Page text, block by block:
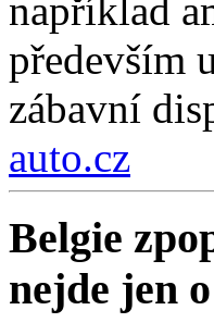
například
především
zábavní
auto.cz
Belgie
nejde jen